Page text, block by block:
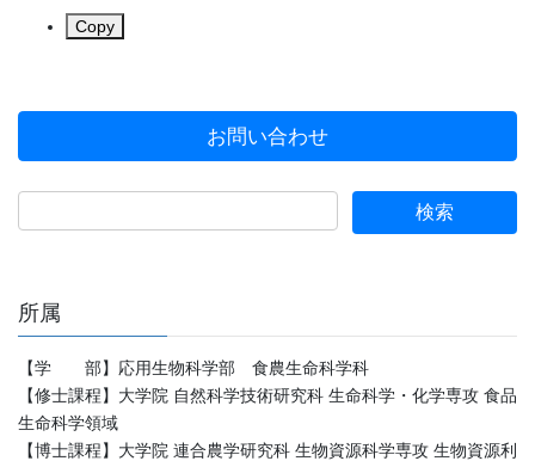
Copy
お問い合わせ
所属
【学 部】応用生物科学部 食農生命科学科
【修士課程】大学院 自然科学技術研究科 生命科学・化学専攻 食品
生命科学領域
【博士課程】大学院 連合農学研究科 生物資源科学専攻 生物資源利